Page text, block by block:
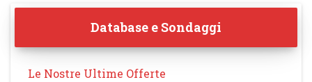
Database e Sondaggi
Le Nostre Ultime Offerte